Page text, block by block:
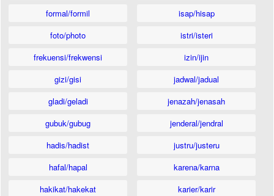
formal/formil
foto/photo
frekuensi/frekwensi
gizi/gisi
gladi/geladi
gubuk/gubug
hadis/hadist
hafal/hapal
hakikat/hakekat
isap/hisap
istri/isteri
izin/ijin
jadwal/jadual
jenazah/jenasah
jenderal/jendral
justru/justeru
karena/karna
karier/karir